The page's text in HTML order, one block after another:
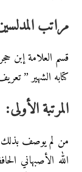
مراتب
قسم العلامة إبن
كتابه الشهير ”
المرتبة الأولى:
من لم يوصف بذلك
الله الأصبهاني